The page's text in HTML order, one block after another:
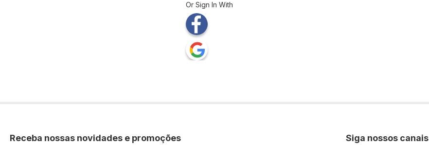
Or Sign In With
Receba nossas novidades e promoções Siga nossos canais